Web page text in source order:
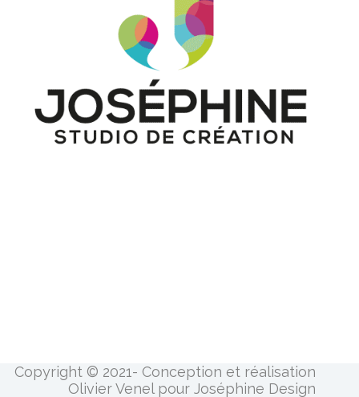
Copyright © 2021- Conception et réalisation
Olivier Venel pour Joséphine Design